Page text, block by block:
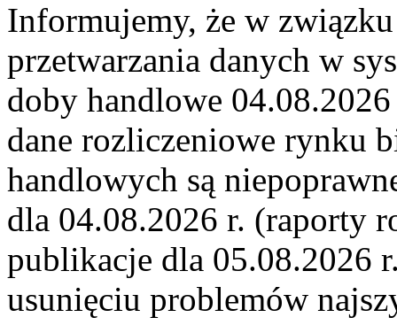
Informujemy, że w
przetwarzania danych w
doby handlowe
dane rozliczeniowe rynku
handlowych są
dla 04.08.2026 r. (raporty
publikacje dla 05.08.2026
usunięciu problemów